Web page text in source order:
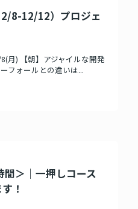
8-12/12）プロジェ
月) 【朝】アジャイルな開発
フォールとの違いは...
＞｜一押しコース
！